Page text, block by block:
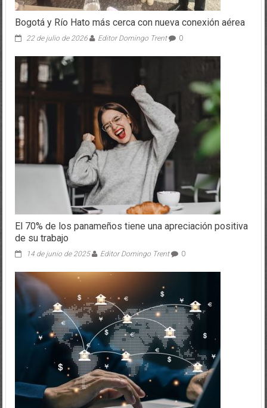
Bogotá y Río Hato más cerca con nueva conexión aérea
22 de julio de 2026 Editor Domingo Trent 0
El 70% de los panameños tiene una apreciación positiva
de su trabajo
14 de junio de 2025 Editor Domingo Trent 0